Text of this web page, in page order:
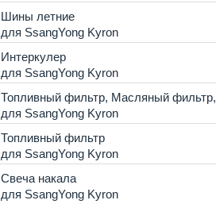
Шины летние
для SsangYong Kyron
Интеркулер
для SsangYong Kyron
Топливный фильтр, Масляный фильтр,
для SsangYong Kyron
Топливный фильтр
для SsangYong Kyron
Свеча накала
для SsangYong Kyron